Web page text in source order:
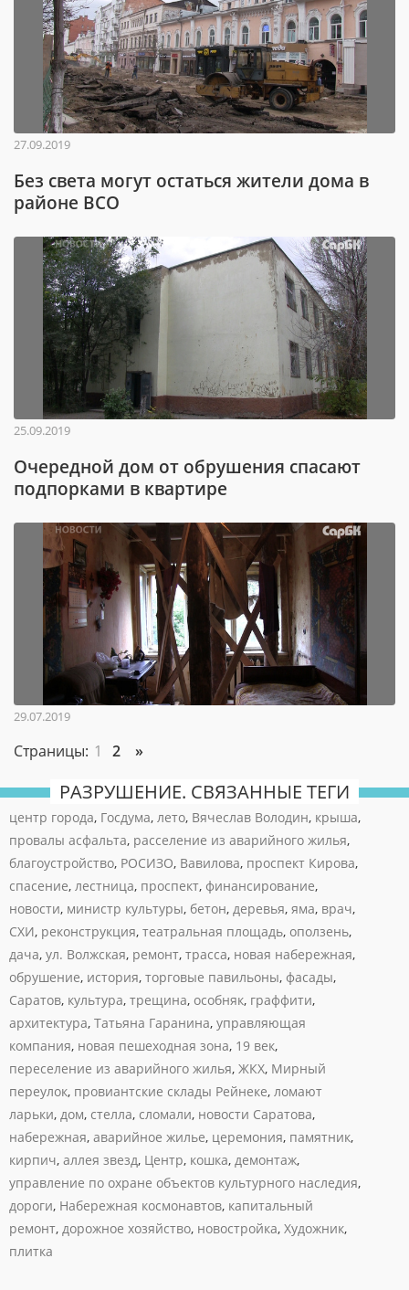
27.09.2019
Без света могут остаться жители дома в
районе ВСО
25.09.2019
Очередной дом от обрушения спасают
подпорками в квартире
29.07.2019
Страницы: 1 2 »
РАЗРУШЕНИЕ. СВЯЗАННЫЕ ТЕГИ
центр города, Госдума, лето, Вячеслав Володин, крыша,
провалы асфальта, расселение из аварийного жилья,
благоустройство, РОСИЗО, Вавилова, проспект Кирова,
спасение, лестница, проспект, финансирование,
новости, министр культуры, бетон, деревья, яма, врач,
СХИ, реконструкция, театральная площадь, оползень,
дача, ул. Волжская, ремонт, трасса, новая набережная,
обрушение, история, торговые павильоны, фасады,
Саратов, культура, трещина, особняк, граффити,
архитектура, Татьяна Гаранина, управляющая
компания, новая пешеходная зона, 19 век,
переселение из аварийного жилья, ЖКХ, Мирный
переулок, провиантские склады Рейнеке, ломают
ларьки, дом, стелла, сломали, новости Саратова,
набережная, аварийное жилье, церемония, памятник,
кирпич, аллея звезд, Центр, кошка, демонтаж,
управление по охране объектов культурного наследия,
дороги, Набережная космонавтов, капитальный
ремонт, дорожное хозяйство, новостройка, Художник,
плитка